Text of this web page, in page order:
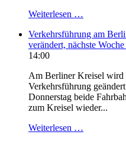
Weiterlesen …
Verkehrsführung am
verändert, nächste
14:00
Am Berliner Kreisel wird
Verkehrsführung
Donnerstag beide
zum Kreisel wieder...
Weiterlesen …